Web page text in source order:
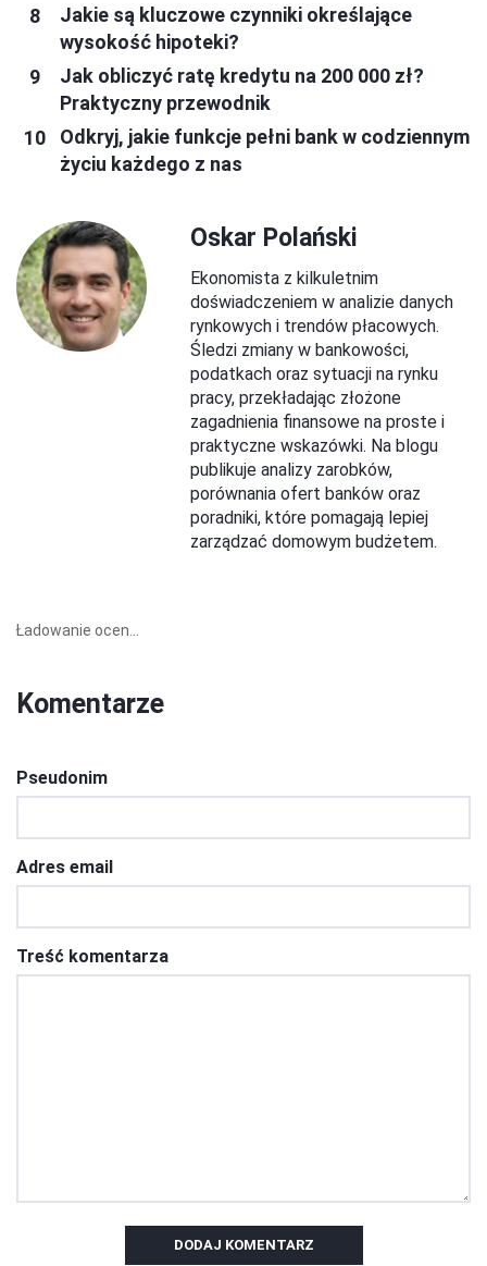
Jakie są kluczowe czynniki określające
wysokość hipoteki?
Jak obliczyć ratę kredytu na 200 000 zł?
Praktyczny przewodnik
Odkryj, jakie funkcje pełni bank w codziennym
życiu każdego z nas
Oskar Polański
Ekonomista z kilkuletnim
doświadczeniem w analizie danych
rynkowych i trendów płacowych.
Śledzi zmiany w bankowości,
podatkach oraz sytuacji na rynku
pracy, przekładając złożone
zagadnienia finansowe na proste i
praktyczne wskazówki. Na blogu
publikuje analizy zarobków,
porównania ofert banków oraz
poradniki, które pomagają lepiej
zarządzać domowym budżetem.
Ładowanie ocen...
Komentarze
Pseudonim
Adres email
Treść komentarza
DODAJ KOMENTARZ